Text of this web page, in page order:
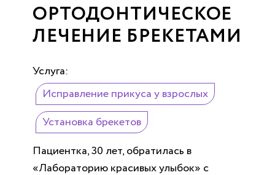
ОРТОДОНТИЧЕСКОЕ
ЛЕЧЕНИЕ БРЕКЕТАМИ
Услуга:
Исправление прикуса у взрослых
Установка брекетов
Пациентка, 30 лет, обратилась в
«Лабораторию красивых улыбок» с